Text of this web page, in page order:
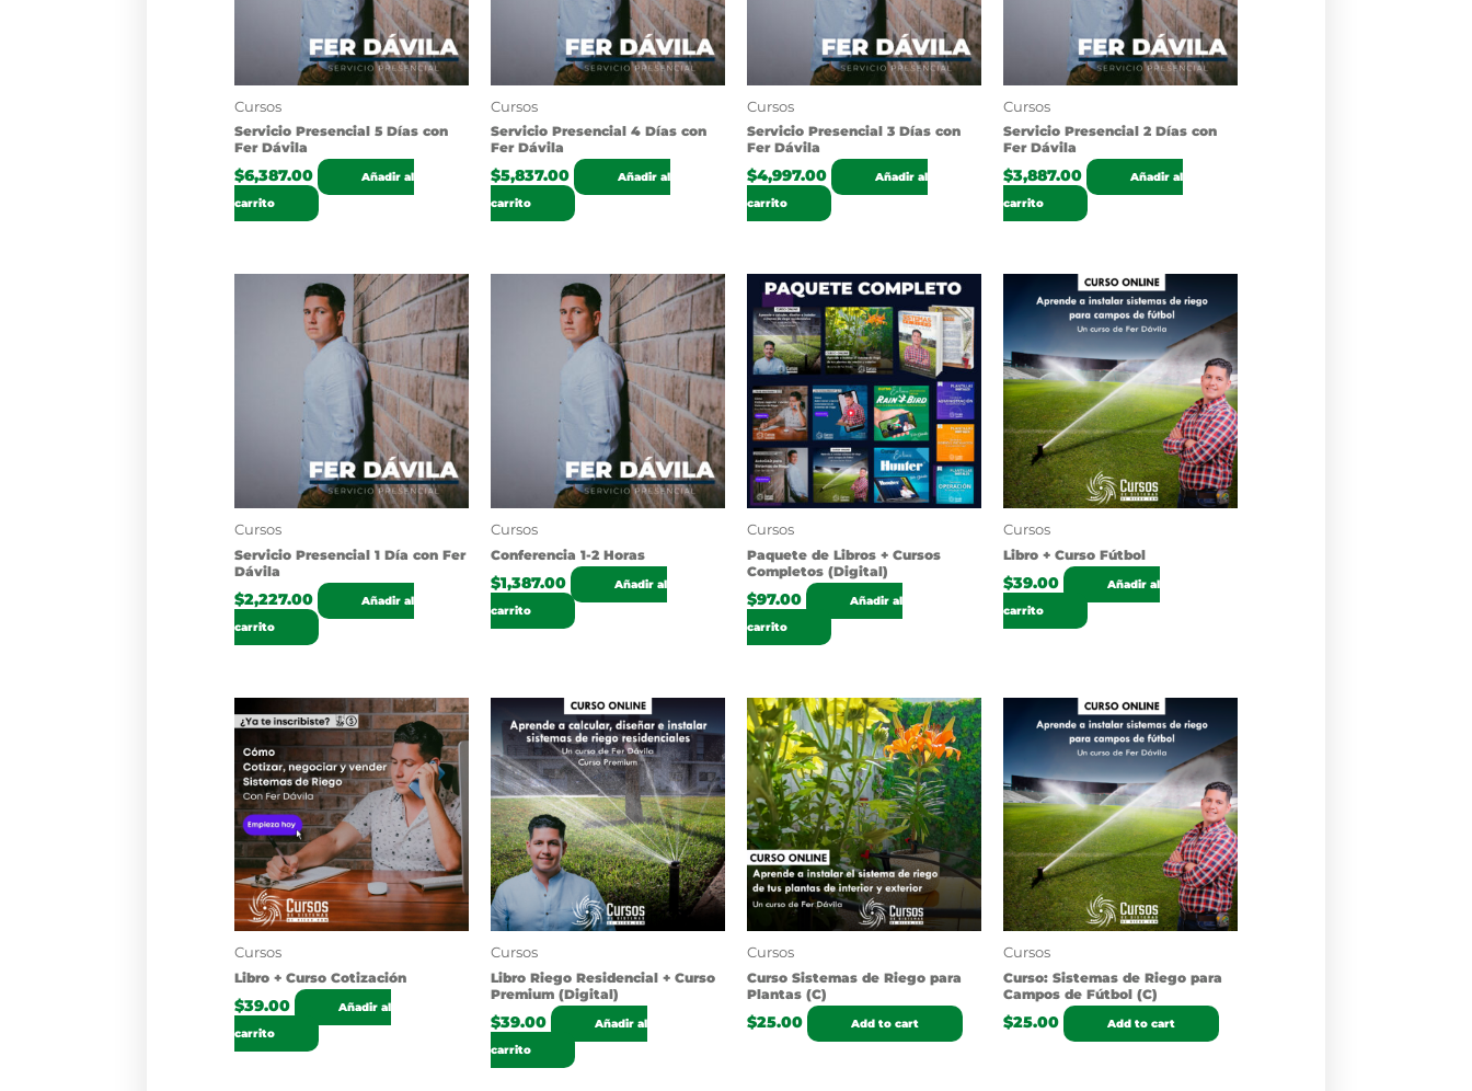
Cursos
Servicio Presencial 5 Días con
Fer Dávila
$6,387.00
Añadir al
carrito
Cursos
Servicio Presencial 4 Días con
Fer Dávila
$5,837.00
Añadir al
carrito
Cursos
Servicio Presencial 3 Días con
Fer Dávila
$4,997.00
Añadir al
carrito
Cursos
Servicio Presencial 2 Días con
Fer Dávila
$3,887.00
Añadir al
carrito
Cursos
Servicio Presencial 1 Día con Fer
Dávila
$2,227.00
Añadir al
carrito
Cursos
Conferencia 1-2 Horas
$1,387.00
Añadir al
carrito
Cursos
Paquete de Libros + Cursos
Completos (Digital)
$97.00
Añadir al
carrito
Cursos
Libro + Curso Fútbol
$39.00
Añadir al
carrito
Cursos
Libro + Curso Cotización
$39.00
Añadir al
carrito
Cursos
Libro Riego Residencial + Curso
Premium (Digital)
$39.00
Añadir al
carrito
Cursos
Curso Sistemas de Riego para
Plantas (C)
$25.00 Add to cart
Cursos
Curso: Sistemas de Riego para
Campos de Fútbol (C)
$25.00 Add to cart